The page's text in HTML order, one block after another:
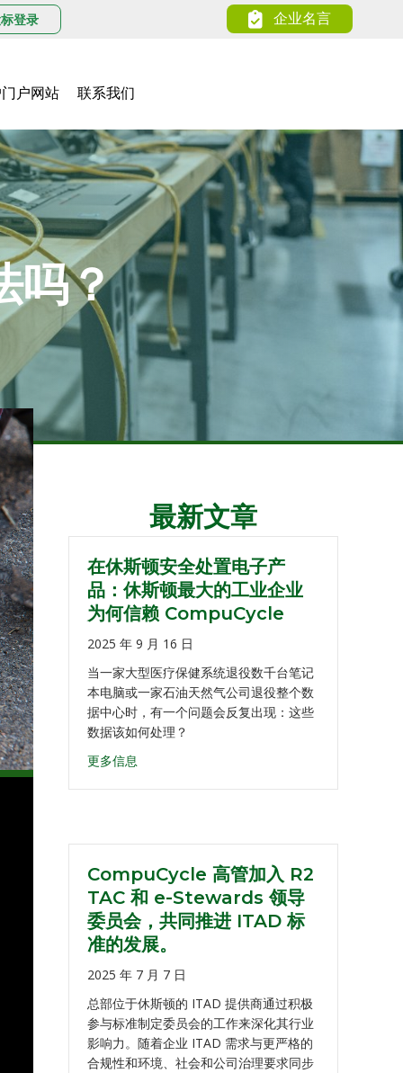
登录 企业名言
户网站 联系我们
吗？
最新文章
在休斯顿安全处置电子产
品：休斯顿最大的工业企业
为何信赖 CompuCycle
2025 年 9 月 16 日
当一家大型医疗保健系统退役数千台笔记
本电脑或一家石油天然气公司退役整个数
据中心时，有一个问题会反复出现：这些
数据该如何处理？
更多信息
CompuCycle 高管加入 R2
TAC 和 e-Stewards 领导
委员会，共同推进 ITAD 标
准的发展。
2025 年 7 月 7 日
总部位于休斯顿的 ITAD 提供商通过积极
参与标准制定委员会的工作来深化其行业
影响力。随着企业 ITAD 需求与更严格的
合规性和环境、社会和公司治理要求同步